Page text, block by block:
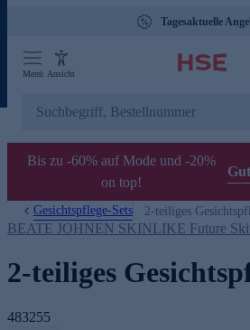
Tagesaktuelle
Menü Ansicht
Bis zu -60% auf Mode und -20%
on top!
Gesichtspflege-Sets 2-teiliges
BEATE JOHNEN SKINLIKE Future
2-teiliges
483255